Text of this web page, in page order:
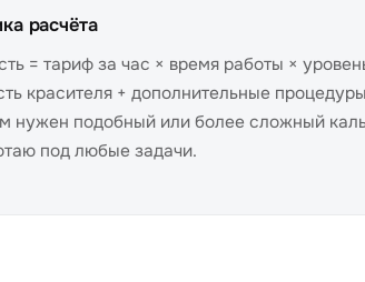
расчёта
= тариф за час × время работы ×
красителя + дополнительные
нужен подобный или более сложный
под любые задачи.